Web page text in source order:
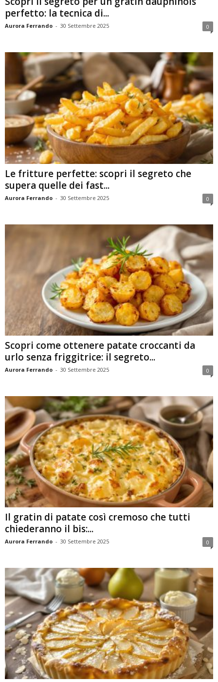
perfetto: la tecnica di...
Aurora Ferrando - 30 Settembre 2025 0
Le fritture perfette: scopri il segreto che
supera quelle dei fast...
Aurora Ferrando - 30 Settembre 2025 0
Scopri come ottenere patate croccanti da
urlo senza friggitrice: il segreto...
Aurora Ferrando - 30 Settembre 2025 0
Il gratin di patate così cremoso che tutti
chiederanno il bis:...
Aurora Ferrando - 30 Settembre 2025 0